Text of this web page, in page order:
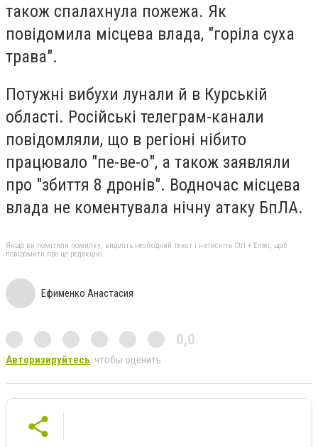
також спалахнула пожежа. Як
повідомила місцева влада, "горіла суха
трава".
Потужні вибухи лунали й в Курській
області. Російські телеграм-канали
повідомляли, що в регіоні нібито
працювало "пе-ве-о", а також заявляли
про "збиття 8 дронів". Водночас місцева
влада не коментувала нічну атаку БпЛА.
Якщо ви помітили помилку, виділіть необхідний текст і натисніть Ctrl + Enter, щоб
повідомити про це редакцію
Ефименко Анастасия
0,0
Авторизируйтесь, чтобы оценить